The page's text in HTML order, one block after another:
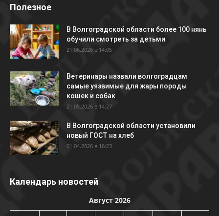
Полезное
В Волгоградской области более 100 нянь
обучили смотреть за детьми
21.06.2026 в 14:05
Ветеринары назвали волгоградцам
самые уязвимые для жары породы
кошек и собак
21.05.2026 в 14:27
В Волгоградской области установили
новый ГОСТ на хлеб
01.04.2026 в 16:23
Календарь новостей
Август 2026